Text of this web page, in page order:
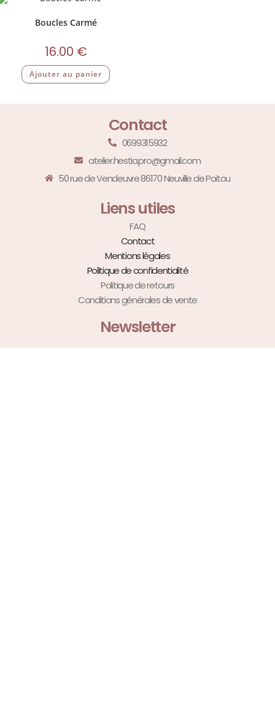
Boucles Carmé
16.00 €
Ajouter au panier
Contact
0699315932
atelier.hestia.pro@gmail.com
50 rue de Vendeuvre 86170 Neuville de Poitou
Liens utiles
FAQ
Contact
Mentions légales
Politique de confidentialité
Politique de retours
Conditions générales de vente
Newsletter